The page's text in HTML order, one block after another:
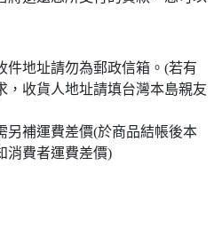
件地址請勿為郵政信箱。(若有
，收貨人地址請填台灣本島親友
另補運費差價(於商品結帳後本
消費者運費差價)